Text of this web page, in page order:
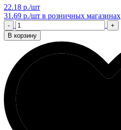
22.18 р./шт
31.69 р./шт в розничных магазинах
-
+
В корзину